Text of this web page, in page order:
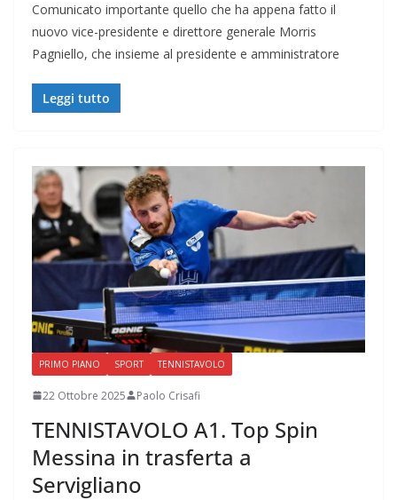
Comunicato importante quello che ha appena fatto il
nuovo vice-presidente e direttore generale Morris
Pagniello, che insieme al presidente e amministratore
Leggi tutto
PRIMO PIANO SPORT TENNISTAVOLO
22 Ottobre 2025 Paolo Crisafi
TENNISTAVOLO A1. Top Spin
Messina in trasferta a
Servigliano